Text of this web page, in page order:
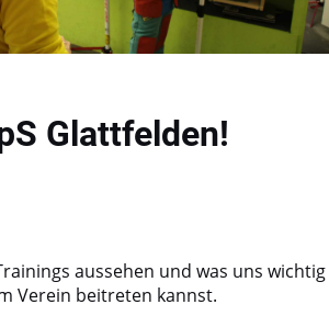
Glattfelden!
aussehen und was uns wichtig
Verein beitreten kannst.